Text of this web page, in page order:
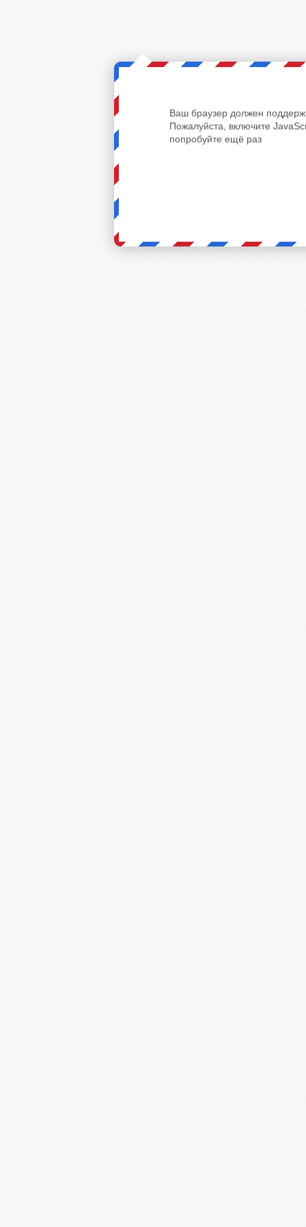
Ваш браузер должен
Пожалуйста, включите
попробуйте ещё раз